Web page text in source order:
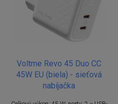
Voltme Revo 45 Duo CC
45W EU (biela) - sieťová
nabíjačka